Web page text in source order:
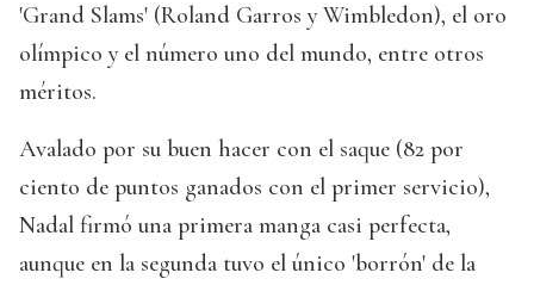
'Grand Slams' (Roland Garros y Wimbledon), el oro
olímpico y el número uno del mundo, entre otros
méritos.
Avalado por su buen hacer con el saque (82 por
ciento de puntos ganados con el primer servicio),
Nadal firmó una primera manga casi perfecta,
aunque en la segunda tuvo el único 'borrón' de la